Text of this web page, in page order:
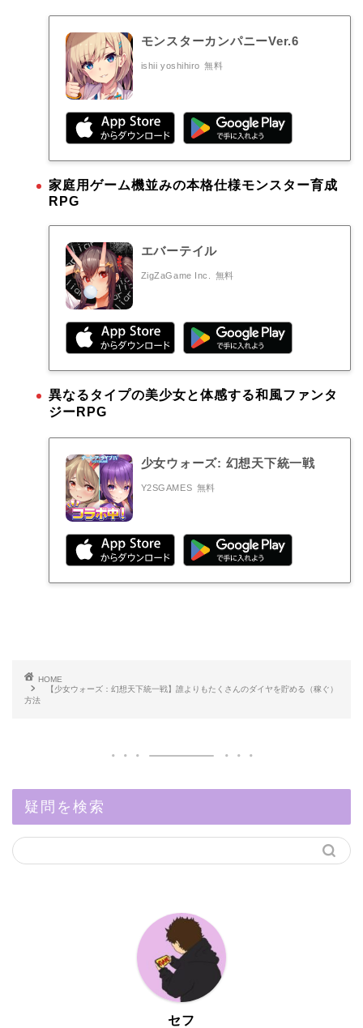
モンスターカンパニーVer.6
ishii yoshihiro 無料
家庭用ゲーム機並みの本格仕様モンスター育成
RPG
エバーテイル
ZigZaGame Inc. 無料
異なるタイプの美少女と体感する和風ファンタ
ジーRPG
少女ウォーズ: 幻想天下統一戦
Y2SGAMES 無料
HOME
【少女ウォーズ：幻想天下統一戦】誰よりもたくさんのダイヤを貯める（稼ぐ）
方法
疑問を検索
セフ